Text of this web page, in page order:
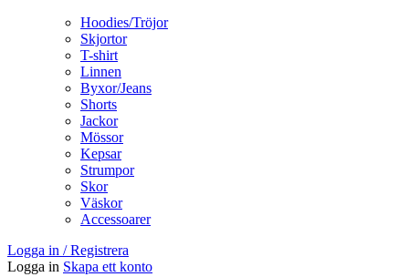
Hoodies/Tröjor
Skjortor
T-shirt
Linnen
Byxor/Jeans
Shorts
Jackor
Mössor
Kepsar
Strumpor
Skor
Väskor
Accessoarer
Logga in / Registrera
Logga in Skapa ett konto